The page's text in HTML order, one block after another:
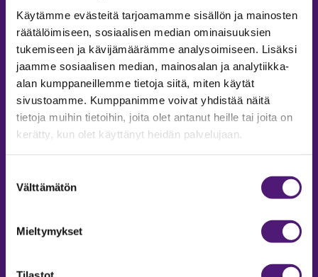
Käytämme evästeitä tarjoamamme sisällön ja mainosten
räätälöimiseen, sosiaalisen median ominaisuuksien
tukemiseen ja kävijämäärämme analysoimiseen. Lisäksi
jaamme sosiaalisen median, mainosalan ja analytiikka-
alan kumppaneillemme tietoja siitä, miten käytät
sivustoamme. Kumppanimme voivat yhdistää näitä
tietoja muihin tietoihin, joita olet antanut heille tai joita on
kerätty, kun olet käyttänyt heidän palvelujaan.
valinta
Välttämätön
Mieltymykset
MAJOITUS
Tiedustelut & Varaukset